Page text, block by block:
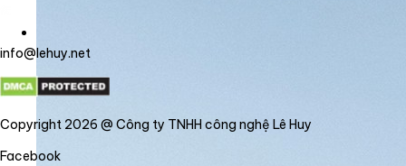
info@lehuy.net
Copyright 2026 @ Công ty TNHH công nghệ Lê Huy
Facebook